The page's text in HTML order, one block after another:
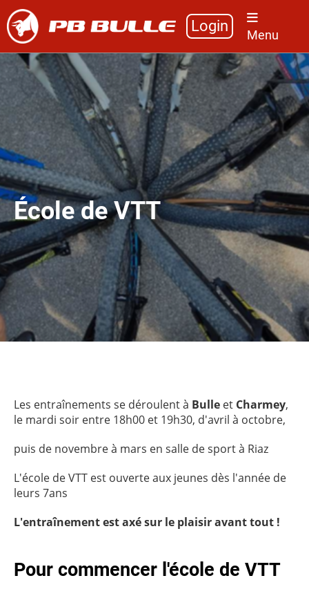
Login
Menu
École de VTT
Les entraînements se déroulent à Bulle et Charmey,
le mardi soir entre 18h00 et 19h30, d'avril à octobre,
puis de novembre à mars en salle de sport à Riaz
L'école de VTT est ouverte aux jeunes dès l'année de
leurs 7ans
L'entraînement est axé sur le plaisir avant tout !
Pour commencer l'école de VTT